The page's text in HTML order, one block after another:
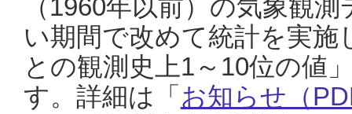
（1960年以前）の気象観
い期間で改めて統計を実
との観測史上1～10位の値
す。詳細は「 お知らせ（